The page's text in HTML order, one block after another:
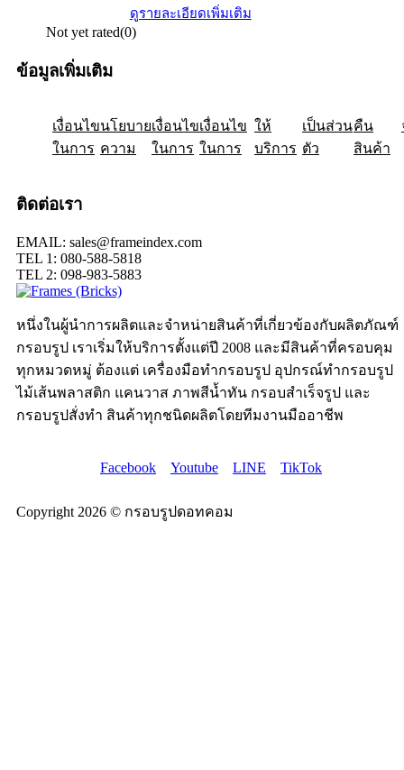
ดูรายละเอียดเพิ่มเติม
Not yet rated(0)
หนึ่งในผู้นำการผลิตและจำหน่ายสินค้าที่เกี่ยวข้องกับผลิตภัณฑ์
กรอบรูป เราเริ่มให้บริการตั้งแต่ปี 2008 และมีสินค้าที่ครอบคุม
ทุกหมวดหมู่ ต้องแต่ เครื่องมือทำกรอบรูป อุปกรณ์ทำกรอบรูป
ไม้เส้นพลาสติก แคนวาส ภาพสีน้ำทัน กรอบสำเร็จรูป และ
กรอบรูปสั่งทำ สินค้าทุกชนิดผลิตโดยทีมงานมืออาชีพ
Facebook Youtube LINE TikTok
Copyright 2026 © กรอบรูปดอทคอม
ข้อมูลเพิ่มเติม
เงื่อนไข
ในการ
ให้
บริการ
นโยบาย
ความ
เป็นส่วน
ตัว
เงื่อนไข
ในการ
คืน
สินค้า
เงื่อนไข
ในการ
ติดต่อเรา
EMAIL: sales@frameindex.com
TEL 1: 080-588-5818
TEL 2: 098-983-5883